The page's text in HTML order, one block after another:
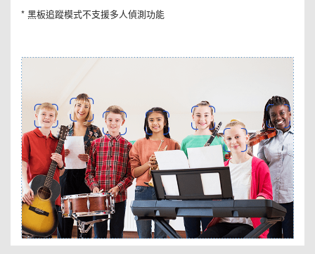
* 黑板追蹤模式不支援多人偵測功能